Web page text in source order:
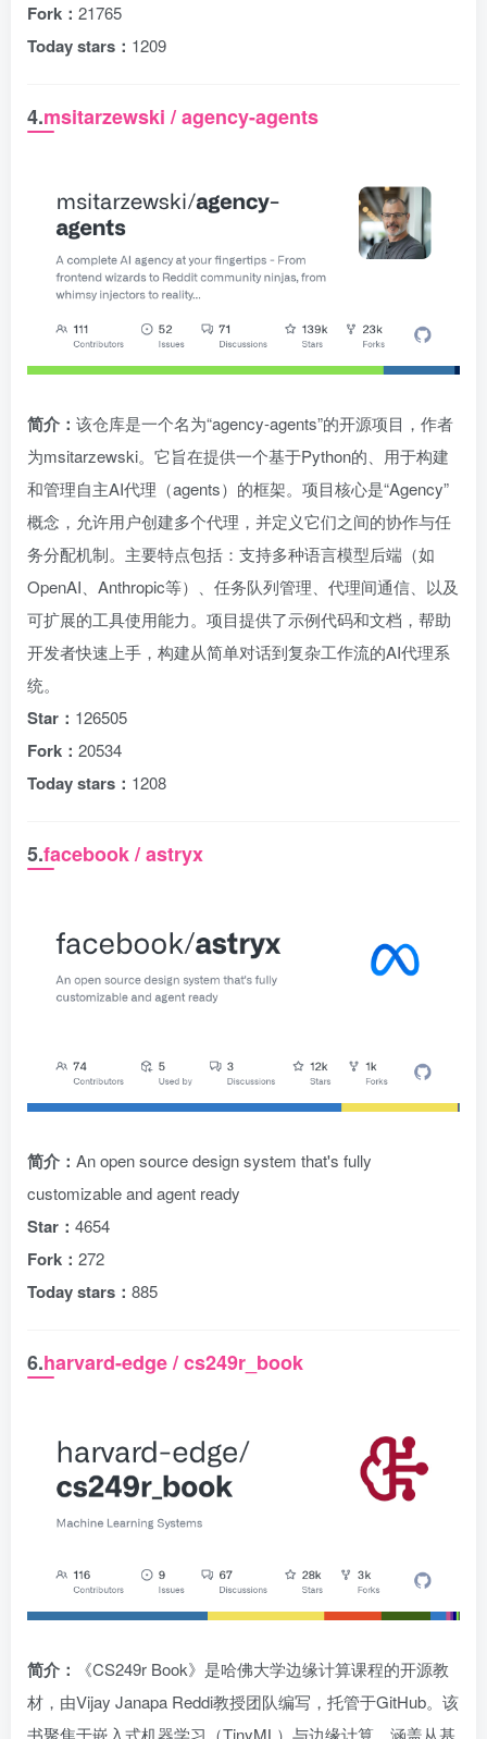
Fork： 21765
Today stars： 1209
4.msitarzewski / agency-agents
简介： 该仓库是一个名为“agency-agents”的开源项目，作者
为msitarzewski。它旨在提供一个基于Python的、用于构建
和管理自主AI代理（agents）的框架。项目核心是“Agency”
概念，允许用户创建多个代理，并定义它们之间的协作与任
务分配机制。主要特点包括：支持多种语言模型后端（如
OpenAI、Anthropic等）、任务队列管理、代理间通信、以及
可扩展的工具使用能力。项目提供了示例代码和文档，帮助
开发者快速上手，构建从简单对话到复杂工作流的AI代理系
统。
Star： 126505
Fork： 20534
Today stars： 1208
5.facebook / astryx
简介： An open source design system that's fully
customizable and agent ready
Star： 4654
Fork： 272
Today stars： 885
6.harvard-edge / cs249r_book
简介：
《CS249r Book》是哈佛大学边缘计算课程的开源教
材，由Vijay Janapa Reddi教授团队编写，托管于GitHub。该
书聚焦于嵌入式机器学习（TinyML）与边缘计算，涵盖从基